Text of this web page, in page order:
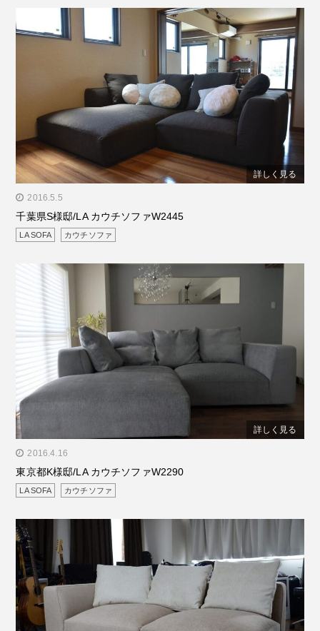
" alt="千葉県S様邸/LA カウチソファW2445"/>
詳しく見る
2016.5.5
千葉県S様邸/LA カウチソファW2445
LA SOFA カウチソファ
" alt="東京都K様邸/LA カウチソファW2290"/>
詳しく見る
2016.4.16
東京都K様邸/LA カウチソファW2290
LA SOFA カウチソファ